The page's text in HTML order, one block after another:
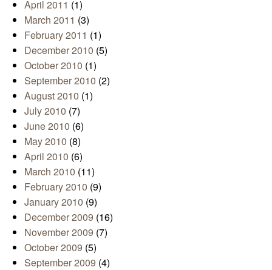
April 2011 (1)
March 2011 (3)
February 2011 (1)
December 2010 (5)
October 2010 (1)
September 2010 (2)
August 2010 (1)
July 2010 (7)
June 2010 (6)
May 2010 (8)
April 2010 (6)
March 2010 (11)
February 2010 (9)
January 2010 (9)
December 2009 (16)
November 2009 (7)
October 2009 (5)
September 2009 (4)